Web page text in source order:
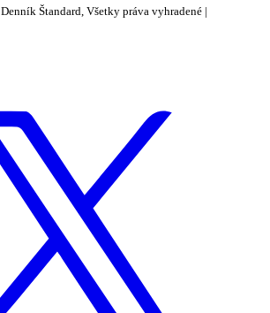
Denník Štandard, Všetky práva vyhradené |